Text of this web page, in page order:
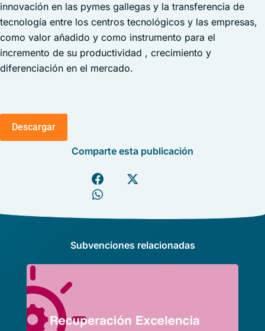
innovación en las pymes gallegas y la transferencia de
tecnología entre los centros tecnológicos y las empresas,
como valor añadido y como instrumento para el
incremento de su productividad , crecimiento y
diferenciación en el mercado.
Descargar
Comparte esta publicación
Subvenciones relacionadas